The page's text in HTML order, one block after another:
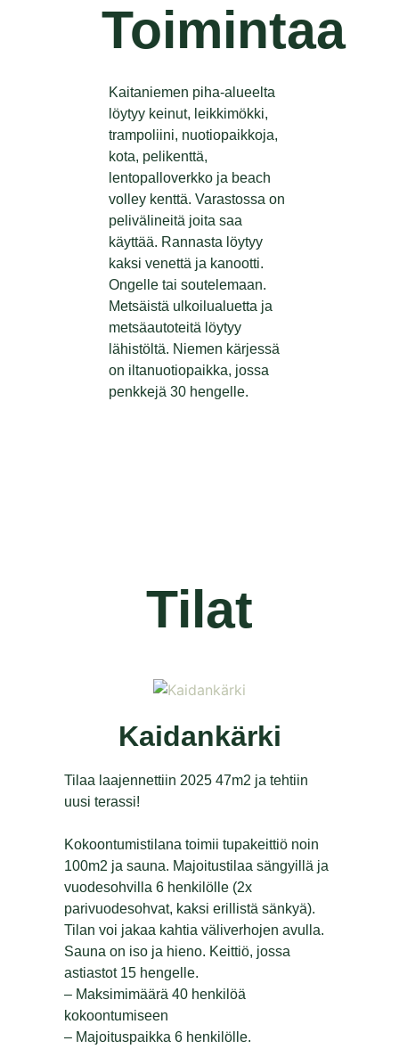
Toimintaa
Kaitaniemen piha-alueelta
löytyy keinut, leikkimökki,
trampoliini, nuotiopaikkoja,
kota, pelikenttä,
lentopalloverkko ja beach
volley kenttä. Varastossa on
pelivälineitä joita saa
käyttää. Rannasta löytyy
kaksi venettä ja kanootti.
Ongelle tai soutelemaan.
Metsäistä ulkoilualuetta ja
metsäautoteitä löytyy
lähistöltä. Niemen kärjessä
on iltanuotiopaikka, jossa
penkkejä 30 hengelle.
Tilat
Kaidankärki
Tilaa laajennettiin 2025 47m2 ja tehtiin
uusi terassi!
Kokoontumistilana toimii tupakeittiö noin
100m2 ja sauna. Majoitustilaa sängyillä ja
vuodesohvilla 6 henkilölle (2x
parivuodesohvat, kaksi erillistä sänkyä).
Tilan voi jakaa kahtia väliverhojen avulla.
Sauna on iso ja hieno. Keittiö, jossa
astiastot 15 hengelle.
– Maksimimäärä 40 henkilöä
kokoontumiseen
– Majoituspaikka 6 henkilölle.